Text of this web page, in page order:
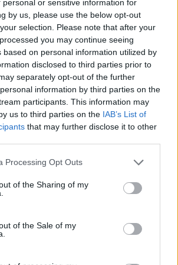
personal or sensitive information for
by us, please use the below opt-out
selection. Please note that after your
you may continue seeing
based on personal information utilized by
disclosed to third parties prior to
separately opt-out of the further
information by third parties on the
participants. This information may
us to third parties on the IAB’s List of
that may further disclose it to other
Processing Opt Outs
of the Sharing of my
of the Sale of my
wówczas wydawali się najsilniejsi i
zastąpili jedynego
kruchymi i ulotnymi ludzkimi
przesłanie miłości ideologią
Jaki jest rezultat tego nierównego
męczennice potwierdzają dziś
odwieczną wartość Boga i dobra,
pozostają zapamiętani jedynie
zła, którego się dopuścili.
i jej towarzyszki, w przeciwieństwie
i ideologicznej matrycy, z której się
Caritas in veritate: « Kiedy Bóg
dalszy plan, nasza zdolność